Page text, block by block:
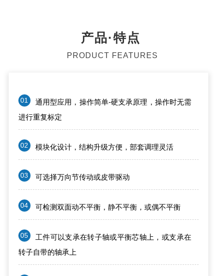
产品·特点
PRODUCT FEATURES
01
通用型应用，操作简单-硬支承原理，操作时无需
进行重复标定
02 模块化设计，结构升级方便，部套调理灵活
03 可选择万向节传动或皮带驱动
04 可检测双面动不平衡，静不平衡，或偶不平衡
05
工件可以支承在转子轴或平衡芯轴上，或支承在
转子自带的轴承上